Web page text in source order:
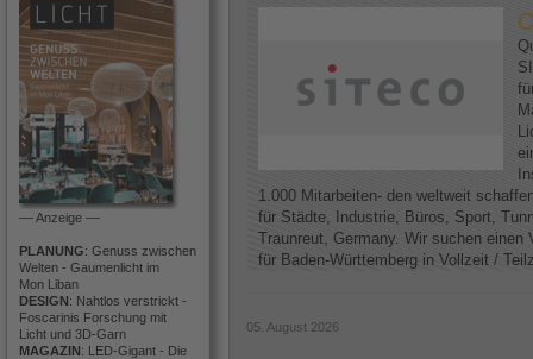
–– Anzeige ––
PLANUNG: Genuss zwischen
Welten - Gaumenlicht im
Mon Liban
DESIGN: Nahtlos verstrickt -
Foscarinis Forschung mit
Licht und 3D-Garn
MAGAZIN: LED-Gigant - Die
1.000 Mitarbeiten- den weltweit
für Städte, Industrie, Büros, Sport,
Traunreut, Germany. Wir suchen einen
für Baden-Württemberg in Vollzeit /
05. August 2026